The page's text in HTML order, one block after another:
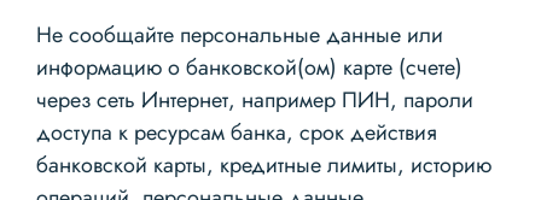
Не сообщайте персональные данные или
информацию о банковской(ом) карте (счете)
через сеть Интернет, например ПИН, пароли
доступа к ресурсам банка, срок действия
банковской карты, кредитные лимиты, историю